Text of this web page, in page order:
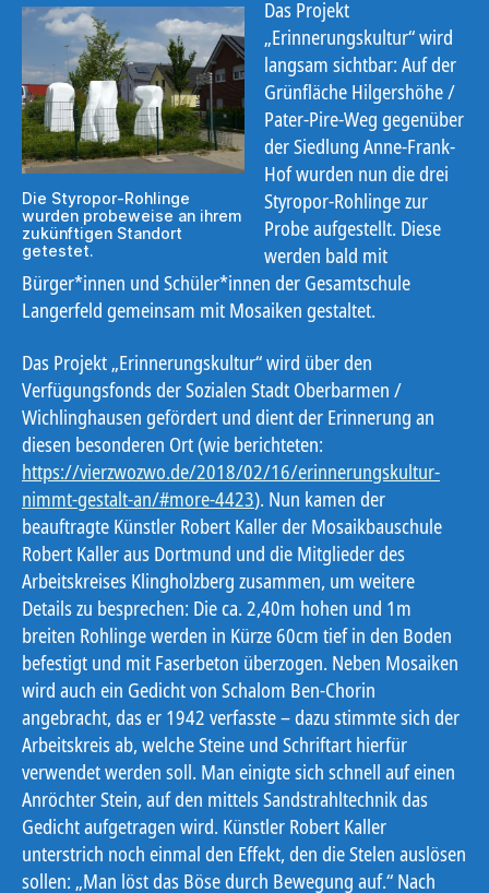
Die Styropor-Rohlinge
wurden probeweise an ihrem
zukünftigen Standort
getestet.
Das Projekt
„Erinnerungskultur“ wird
langsam sichtbar: Auf der
Grünfläche Hilgershöhe /
Pater-Pire-Weg gegenüber
der Siedlung Anne-Frank-
Hof wurden nun die drei
Styropor-Rohlinge zur
Probe aufgestellt. Diese
werden bald mit
Bürger*innen und Schüler*innen der Gesamtschule
Langerfeld gemeinsam mit Mosaiken gestaltet.
Das Projekt „Erinnerungskultur“ wird über den
Verfügungsfonds der Sozialen Stadt Oberbarmen /
Wichlinghausen gefördert und dient der Erinnerung an
diesen besonderen Ort (wie berichteten:
https://vierzwozwo.de/2018/02/16/erinnerungskultur-
nimmt-gestalt-an/#more-4423). Nun kamen der
beauftragte Künstler Robert Kaller der Mosaikbauschule
Robert Kaller aus Dortmund und die Mitglieder des
Arbeitskreises Klingholzberg zusammen, um weitere
Details zu besprechen: Die ca. 2,40m hohen und 1m
breiten Rohlinge werden in Kürze 60cm tief in den Boden
befestigt und mit Faserbeton überzogen. Neben Mosaiken
wird auch ein Gedicht von Schalom Ben-Chorin
angebracht, das er 1942 verfasste – dazu stimmte sich der
Arbeitskreis ab, welche Steine und Schriftart hierfür
verwendet werden soll. Man einigte sich schnell auf einen
Anröchter Stein, auf den mittels Sandstrahltechnik das
Gedicht aufgetragen wird. Künstler Robert Kaller
unterstrich noch einmal den Effekt, den die Stelen auslösen
sollen: „Man löst das Böse durch Bewegung auf.“ Nach